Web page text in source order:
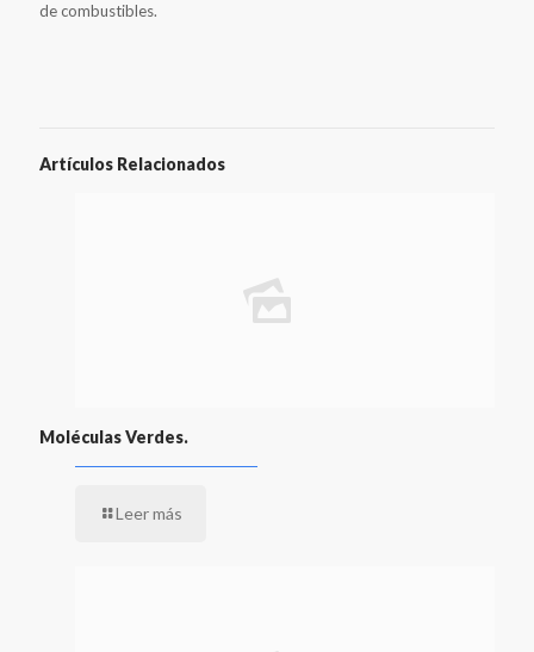
de combustibles.
Artículos Relacionados
Moléculas Verdes.
Leer más